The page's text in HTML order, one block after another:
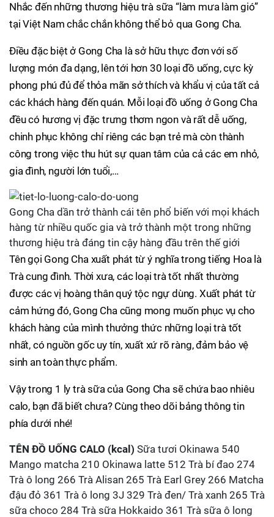
Nhắc đến những thương hiệu trà sữa “làm mưa làm gió”
tại Việt Nam chắc chắn không thể bỏ qua Gong Cha.
Điều đặc biệt ở Gong Cha là sở hữu thực đơn với số
lượng món đa dạng, lên tới hơn 30 loại đồ uống, cực kỳ
phong phú đủ để thỏa mãn sở thích và khẩu vị của tất cả
các khách hàng đến quán. Mỗi loại đồ uống ở Gong Cha
đều có hương vị đặc trưng thơm ngon và rất dễ uống,
chinh phục không chỉ riêng các bạn trẻ mà còn thành
công trong việc thu hút sự quan tâm của cả các em nhỏ,
gia đình, người lớn tuổi,…
Gong Cha dần trở thành cái tên phổ biến với mọi khách
hàng từ nhiều quốc gia và trở thành một trong những
thương hiệu trà đáng tin cậy hàng đầu trên thế giới
Tên gọi Gong Cha xuất phát từ ý nghĩa trong tiếng Hoa là
Trà cung đình. Thời xưa, các loại trà tốt nhất thường
được các vị hoàng thân quý tộc ngự dùng. Xuất phát từ
cảm hứng đó, Gong Cha cũng mong muốn phục vụ cho
khách hàng của mình thưởng thức những loại trà tốt
nhất, có nguồn gốc uy tín, xuất xứ rõ ràng, đảm bảo vệ
sinh an toàn thực phẩm.
Vậy trong 1 ly trà sữa của Gong Cha sẽ chứa bao nhiêu
calo, bạn đã biết chưa? Cùng theo dõi bảng thông tin
phía dưới nhé!
TÊN ĐỒ UỐNG CALO (kcal) Sữa tươi Okinawa 540
Mango matcha 210 Okinawa latte 512 Trà bí đao 274
Trà ô long 266 Trà Alisan 265 Trà Earl Grey 266 Matcha
đậu đỏ 361 Trà ô long 3J 329 Trà đen/ Trà xanh 265 Trà
sữa choco 284 Trà sữa Hokkaido 361 Trà sữa ô long